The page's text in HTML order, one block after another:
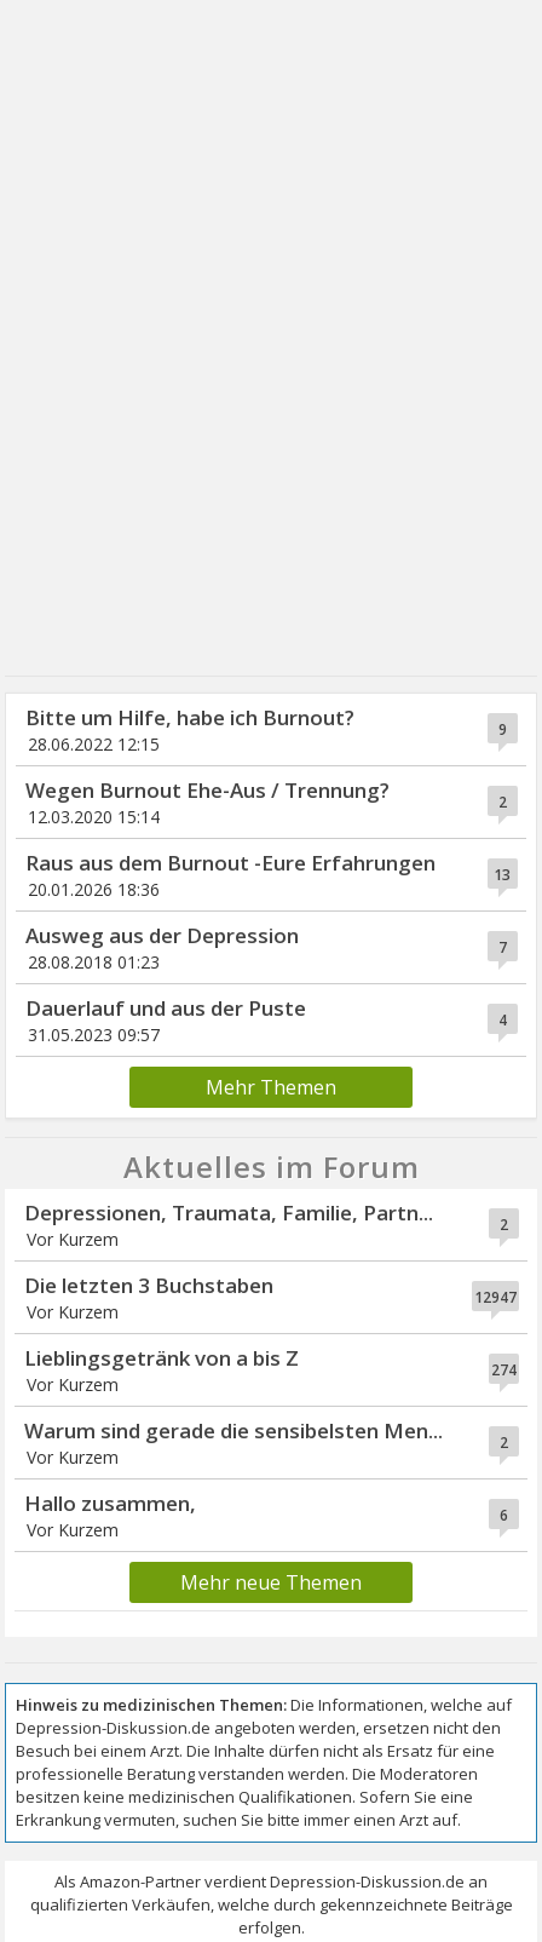
9
Bitte um Hilfe, habe ich Burnout?
28.06.2022 12:15
2
Wegen Burnout Ehe-Aus / Trennung?
12.03.2020 15:14
13
Raus aus dem Burnout -Eure Erfahrungen
20.01.2026 18:36
7
Ausweg aus der Depression
28.08.2018 01:23
4
Dauerlauf und aus der Puste
31.05.2023 09:57
Mehr Themen
Aktuelles im Forum
2
Depressionen, Traumata, Familie, Partn...
Vor Kurzem
12947
Die letzten 3 Buchstaben
Vor Kurzem
274
Lieblingsgetränk von a bis Z
Vor Kurzem
2
Warum sind gerade die sensibelsten Men...
Vor Kurzem
6
Hallo zusammen,
Vor Kurzem
Mehr neue Themen